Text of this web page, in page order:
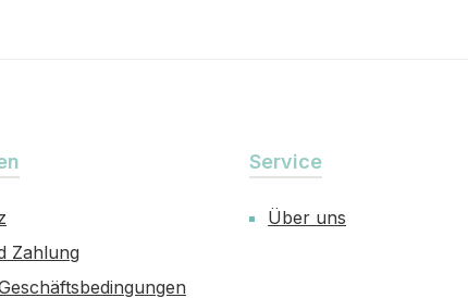
Zahlung
Service
Über uns